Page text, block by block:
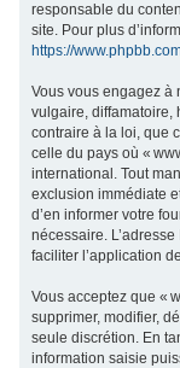
responsable du
site. Pour plus
https://
Vous vous engagez
vulgaire, diffamatoire,
contraire à la loi, que
celle du pays où «
international. Tout
exclusion immédiate
d’en informer votre
nécessaire.
faciliter l’application
Vous acceptez que «
supprimer, modifier,
seule discrétion. En
information saisie